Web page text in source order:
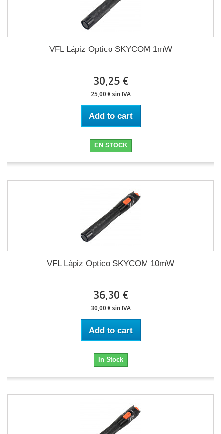
VFL Lápiz Optico SKYCOM 1mW
30,25 €
25,00 € sin IVA
Add to cart
EN STOCK
VFL Lápiz Optico SKYCOM 10mW
36,30 €
30,00 € sin IVA
Add to cart
In Stock